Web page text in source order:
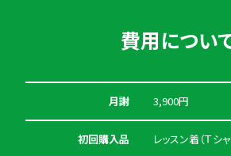
費用につい
月謝 3,900円
初回購入品 レッスン着（Ｔシ